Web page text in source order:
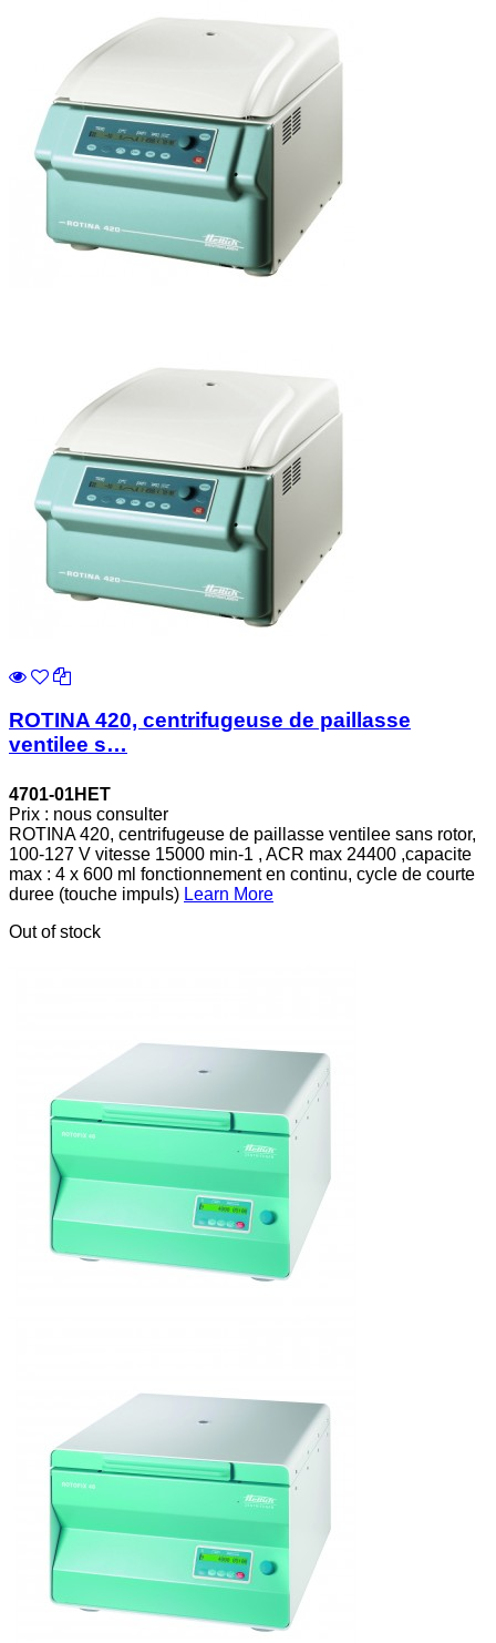
ROTINA 420, centrifugeuse de paillasse
ventilee s…
4701-01HET
Prix : nous consulter
ROTINA 420, centrifugeuse de paillasse ventilee sans rotor,
100-127 V vitesse 15000 min-1 , ACR max 24400 ,capacite
max : 4 x 600 ml fonctionnement en continu, cycle de courte
duree (touche impuls) Learn More
Out of stock